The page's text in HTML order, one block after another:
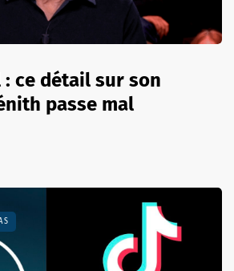
ce détail sur son
passe mal